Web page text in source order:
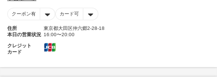
クーポン有 カード可
住所
東京都大田区仲六郷2-28-18
本日の営業状況 16:00〜20:00
クレジット
カード